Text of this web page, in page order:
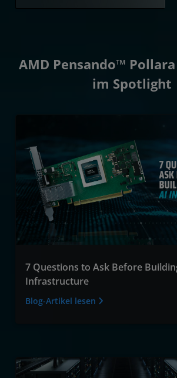
AMD Pensando™ Pollara
im Spotlight
7 Questions to Ask Before
Infrastructure
Blog-Artikel lesen